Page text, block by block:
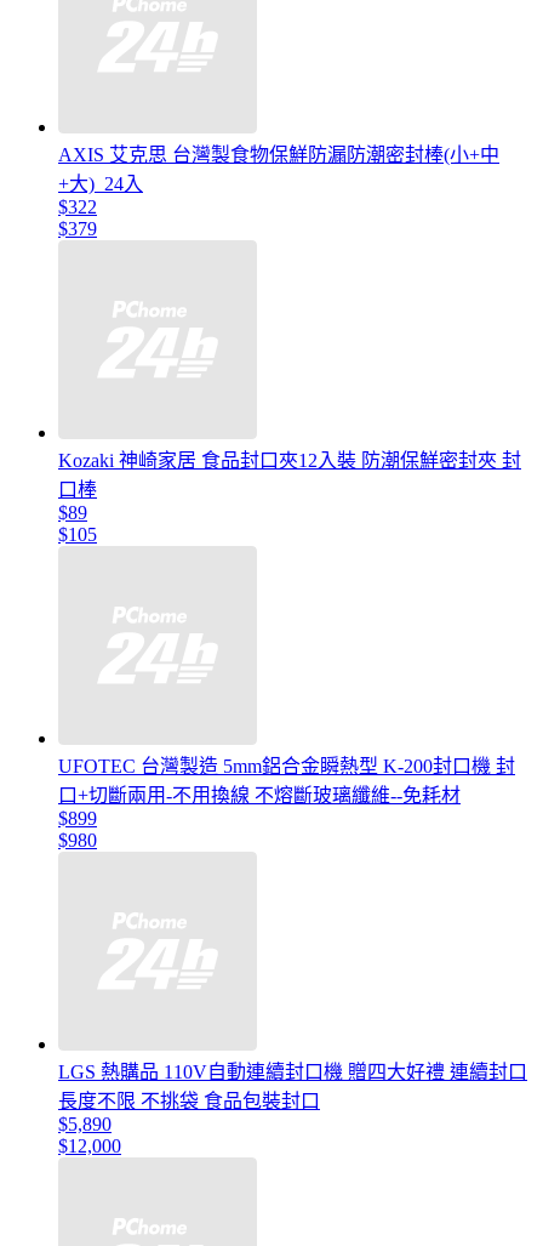
AXIS 艾克思 台灣製食物保鮮防漏防潮密封棒(小+中
+大)_24入
$322
$379
Kozaki 神崎家居 食品封口夾12入裝 防潮保鮮密封夾 封
口棒
$89
$105
UFOTEC 台灣製造 5mm鋁合金瞬熱型 K-200封口機 封
口+切斷兩用-不用換線 不熔斷玻璃纖維--免耗材
$899
$980
LGS 熱購品 110V自動連續封口機 贈四大好禮 連續封口
長度不限 不挑袋 食品包裝封口
$5,890
$12,000